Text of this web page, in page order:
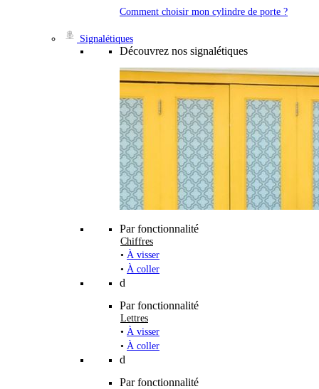
Comment choisir mon cylindre de porte ?
Signalétiques
Découvrez nos signalétiques
Par fonctionnalité
Chiffres
• À visser
• À coller
d
Par fonctionnalité
Lettres
• À visser
• À coller
d
Par fonctionnalité